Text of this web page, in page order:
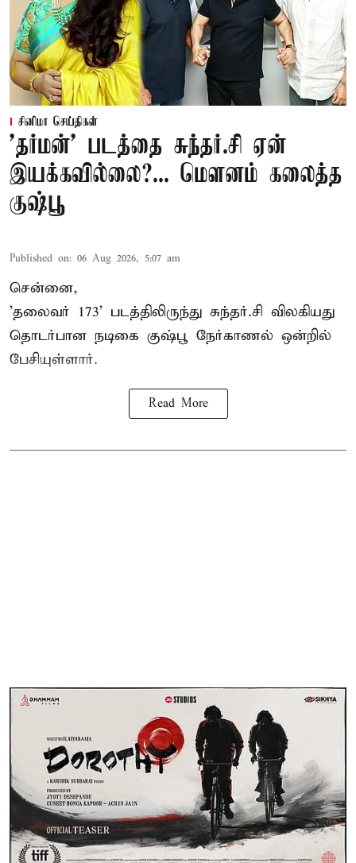
சினிமா செய்திகள்
'தர்மன்' படத்தை சுந்தர்.சி ஏன்
இயக்கவில்லை?... மௌனம் கலைத்த
குஷ்பூ
Published on: 06 Aug 2026, 5:07 am
சென்னை,
'தலைவர் 173' படத்திலிருந்து சுந்தர்.சி விலகியது
தொடர்பான நடிகை குஷ்பூ நேர்காணல் ஒன்றில்
பேசியுள்ளார்.
Read More